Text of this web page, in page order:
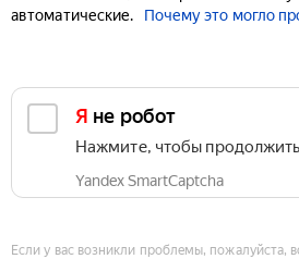
автоматические.
Почему это могло
Я не робот
Нажмите, чтобы продолжить
Yandex SmartCaptcha
Если у вас возникли проблемы, пожалуйста,